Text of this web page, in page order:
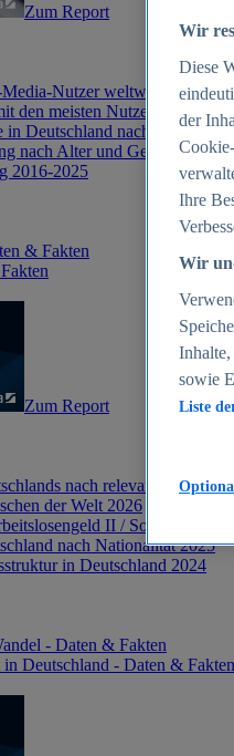
Zum Report
Nutzer weltweit 2012-
den meisten Nutzern weltweit
in Deutschland nach
nach Alter und Geschlecht in
2016-2025
& Fakten
Zum Report
nach relevanten
der Welt 2026
II / Sozialgeld /
nach Nationalität 2025
in Deutschland 2024
- Daten & Fakten
Deutschland - Daten & Fakten
Wir
Diese
der
Ihre
Wir
sowie
Liste